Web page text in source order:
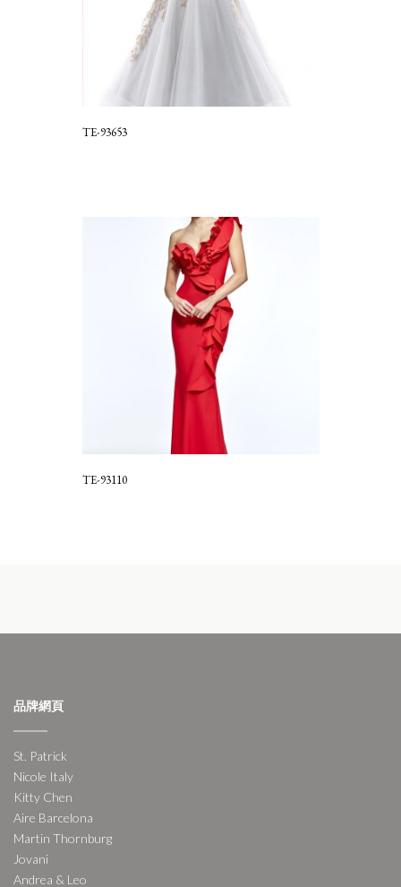
TE-93653
TE-93110
品牌網頁
St. Patrick
Nicole Italy
Kitty Chen
Aire Barcelona
Martin Thornburg
Jovani
Andrea & Leo